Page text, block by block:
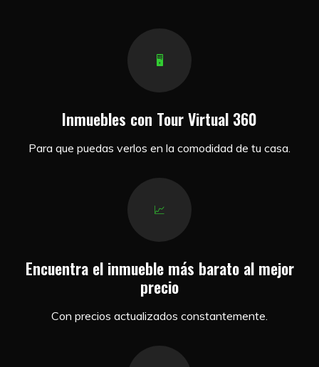
🖥️
Inmuebles con Tour Virtual 360
Para que puedas verlos en la comodidad de tu casa.
📈
Encuentra el inmueble más barato al mejor
precio
Con precios actualizados constantemente.